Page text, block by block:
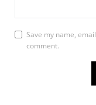
Save my name,
comment.